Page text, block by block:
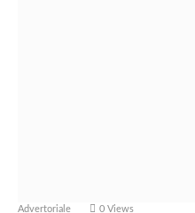
Advertoriale 0 Views